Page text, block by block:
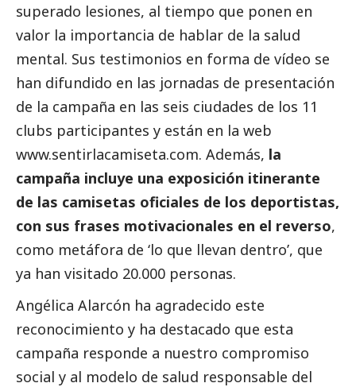
superado lesiones, al tiempo que ponen en
valor la importancia de hablar de la salud
mental. Sus testimonios en forma de vídeo se
han difundido en las jornadas de presentación
de la campaña en las seis ciudades de los 11
clubs participantes y están en la web
www.sentirlacamiseta.com. Además, la
campaña incluye una exposición itinerante
de las camisetas oficiales de los deportistas,
con sus frases motivacionales en el reverso,
como metáfora de ‘lo que llevan dentro’, que
ya han visitado 20.000 personas.
Angélica Alarcón ha agradecido este
reconocimiento y ha destacado que esta
campaña responde a nuestro compromiso
social y al modelo de salud responsable del